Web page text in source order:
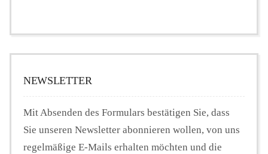
NEWSLETTER
Mit Absenden des Formulars bestätigen Sie, dass
Sie unseren Newsletter abonnieren wollen, von uns
regelmäßige E-Mails erhalten möchten und die